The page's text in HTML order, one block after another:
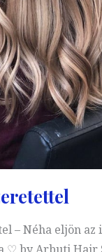
– Néha eljön az
♡ by Arbuti Hair